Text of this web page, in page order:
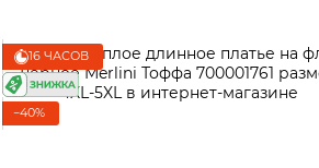
16 ЧАСОВ
−40%